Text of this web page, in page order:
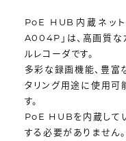
PoE HUB内蔵ネット
A004P」は、高画質な
ルレコーダです。
多彩な録画機能、豊富
タリング用途に使用可
す。
PoE HUBを内蔵して
する必要がありません。